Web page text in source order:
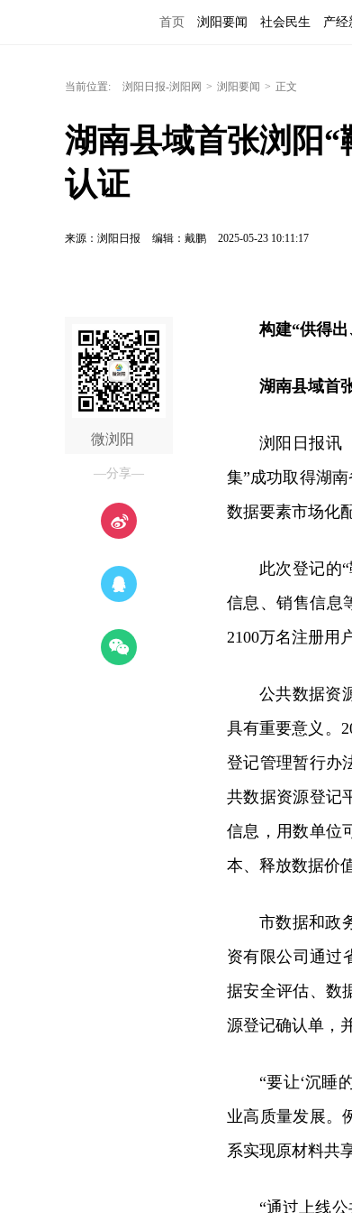
首页 浏阳要闻 社会民生 产经
当前位置: 浏阳日报-浏阳网 > 浏阳要闻 > 正文
湖南县域首张浏阳
认证
来源：浏阳日报 编辑：戴鹏 2025-05-23 10:11:17
微浏阳
—分享—
构建“供得
湖南县域首
浏阳日报讯
集”成功取得湖
数据要素市场化
此次登记的
信息、销售信息
2100万名注册用
公共数据资
具有重要意义。
登记管理暂行办
共数据资源登记
信息，用数单位
本、释放数据价
市数据和政
资有限公司通过
据安全评估、数
源登记确认单，
“要让‘沉睡
业高质量发展。
系实现原材料共
“通过上线